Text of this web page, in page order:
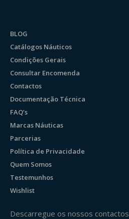
BLOG
Catálogos Náuticos
Condições Gerais
Consultar Encomenda
Contactos
Documentação Técnica
FAQ’s
Marcas Náuticas
Parcerias
Política de Privacidade
Quem Somos
Testemunhos
Wishlist
Descarregue os nossos contactos